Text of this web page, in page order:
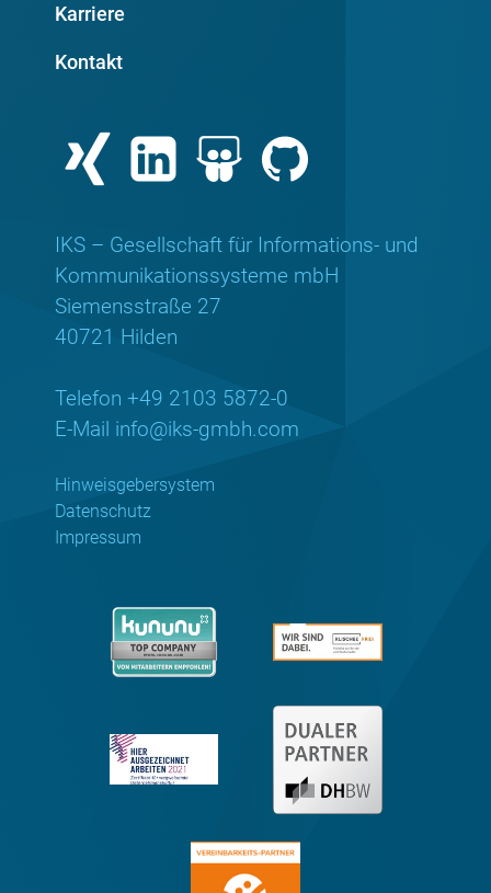
Karriere
Kontakt
IKS – Gesellschaft für Informations- und
Kommunikationssysteme mbH
Siemensstraße 27
40721 Hilden
Telefon +49 2103 5872-0
E-Mail info@iks-gmbh.com
Hinweisgebersystem
Datenschutz
Impressum